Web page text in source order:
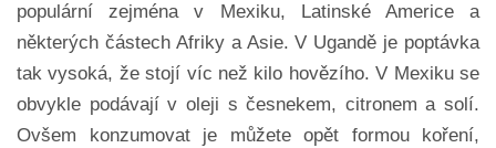
populární zejména v Mexiku, Latinské Americe a
některých částech Afriky a Asie. V Ugandě je poptávka
tak vysoká, že stojí víc než kilo hovězího. V Mexiku se
obvykle podávají v oleji s česnekem, citronem a solí.
Ovšem konzumovat je můžete opět formou koření,